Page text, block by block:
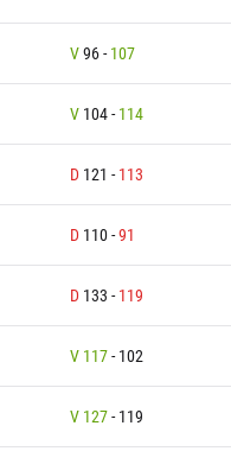
V96- 107
V 104- 114
D 121 - 113
D 110-91
D 133 - 119
V 117- 102
V 127- 119